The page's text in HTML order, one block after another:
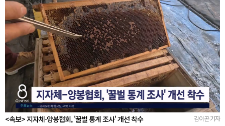
<속보> 지자체-양봉협회, '꿀벌 통계 조사' 개선 착수 김이곤 기자